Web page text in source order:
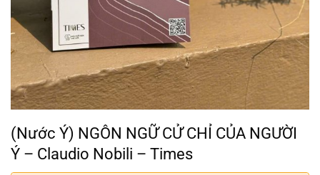
(Nước Ý) NGÔN NGỮ CỬ CHỈ CỦA NGƯỜI
Ý – Claudio Nobili – Times